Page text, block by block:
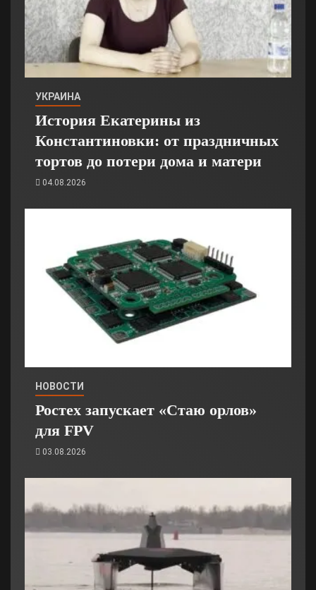
УКРАИНА
История Екатерины из
Константиновки: от праздничных
тортов до потери дома и матери
04.08.2026
НОВОСТИ
Ростех запускает «Стаю орлов»
для FPV
03.08.2026